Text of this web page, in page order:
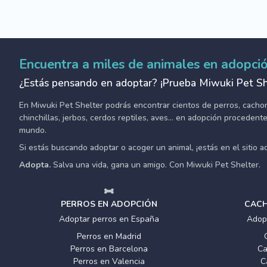
Encuentra a miles de animales en
¿Estás pensando en adoptar? ¡Prueba Miwuki Pet
En Miwuki Pet Shelter podrás encontrar cientos de perros,
chinchillas, jerbos, cerdos reptiles, aves... en adopción
mundo.
Si estás buscando adoptar o acoger un animal, ¡estás en el sitio
Adopta. Salva una vida, gana un amigo. Con Miwuki Pet Shelter.
PERROS EN ADOPCIÓN
Adoptar perros en España
Perros en Madrid
Perros en Barcelona
Perros en Valencia